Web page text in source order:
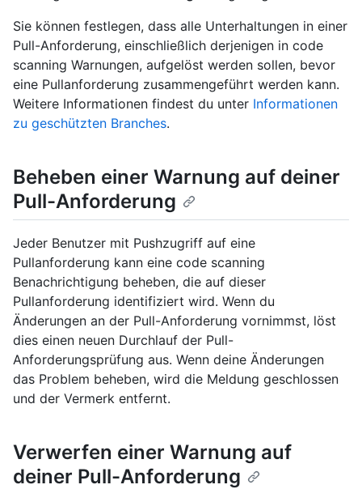
Sie können festlegen, dass alle Unterhaltungen in einer
Pull-Anforderung, einschließlich derjenigen in code
scanning Warnungen, aufgelöst werden sollen, bevor
eine Pullanforderung zusammengeführt werden kann.
Weitere Informationen findest du unter Informationen
zu geschützten Branches.
Beheben einer Warnung auf deiner
Pull-Anforderung
Jeder Benutzer mit Pushzugriff auf eine
Pullanforderung kann eine code scanning
Benachrichtigung beheben, die auf dieser
Pullanforderung identifiziert wird. Wenn du
Änderungen an der Pull-Anforderung vornimmst, löst
dies einen neuen Durchlauf der Pull-
Anforderungsprüfung aus. Wenn deine Änderungen
das Problem beheben, wird die Meldung geschlossen
und der Vermerk entfernt.
Verwerfen einer Warnung auf
deiner Pull-Anforderung